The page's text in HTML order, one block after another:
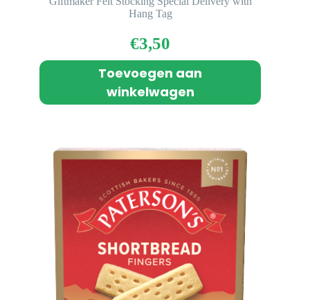
Hang Tag
€3,50
Toevoegen aan
winkelwagen